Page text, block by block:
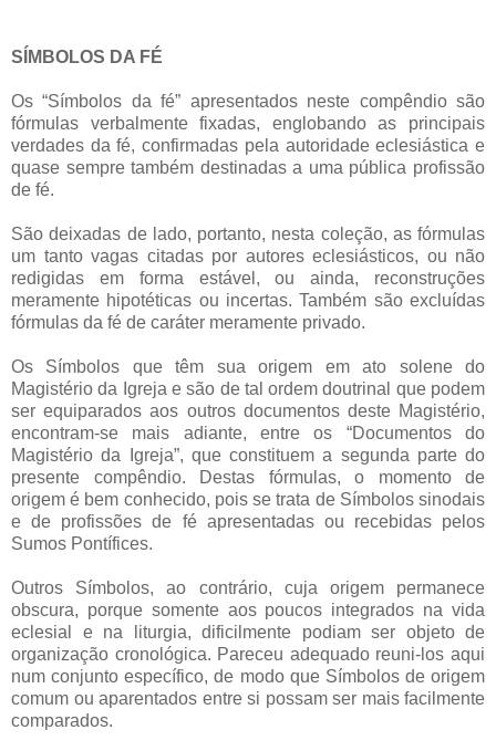
SÍMBOLOS DA FÉ
Os “Símbolos da fé” apresentados neste compêndio são
fórmulas verbalmente fixadas, englobando as principais
verdades da fé, confirmadas pela autoridade eclesiástica e
quase sempre também destinadas a uma pública profissão
de fé.
São deixadas de lado, portanto, nesta coleção, as fórmulas
um tanto vagas citadas por autores eclesiásticos, ou não
redigidas em forma estável, ou ainda, reconstruções
meramente hipotéticas ou incertas. Também são excluídas
fórmulas da fé de caráter meramente privado.
Os Símbolos que têm sua origem em ato solene do
Magistério da Igreja e são de tal ordem doutrinal que podem
ser equiparados aos outros documentos deste Magistério,
encontram-se mais adiante, entre os “Documentos do
Magistério da Igreja”, que constituem a segunda parte do
presente compêndio. Destas fórmulas, o momento de
origem é bem conhecido, pois se trata de Símbolos sinodais
e de profissões de fé apresentadas ou recebidas pelos
Sumos Pontífices.
Outros Símbolos, ao contrário, cuja origem permanece
obscura, porque somente aos poucos integrados na vida
eclesial e na liturgia, dificilmente podiam ser objeto de
organização cronológica. Pareceu adequado reuni-los aqui
num conjunto específico, de modo que Símbolos de origem
comum ou aparentados entre si possam ser mais facilmente
comparados.